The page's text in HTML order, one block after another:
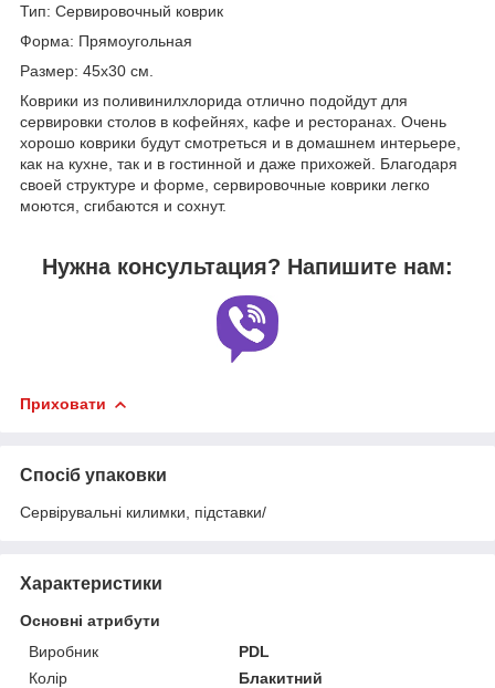
Тип: Сервировочный коврик
Форма: Прямоугольная
Размер: 45х30 см.
Коврики из поливинилхлорида отлично подойдут для
сервировки столов в кофейнях, кафе и ресторанах. Очень
хорошо коврики будут смотреться и в домашнем интерьере,
как на кухне, так и в гостинной и даже прихожей. Благодаря
своей структуре и форме, сервировочные коврики легко
моются, сгибаются и сохнут.
Нужна консультация? Напишите нам:
Приховати
Спосіб упаковки
Сервірувальні килимки, підставки/
Характеристики
Основні атрибути
Виробник
PDL
Колір
Блакитний